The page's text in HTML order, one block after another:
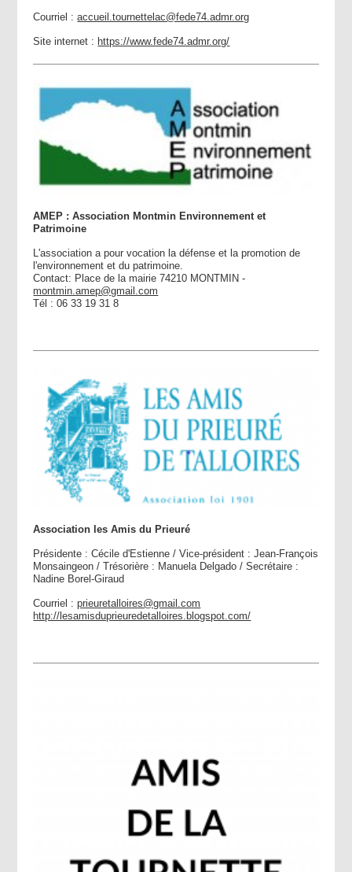
Courriel :accueil.tournettelac@fede74.admr.org
Site internet : https://www.fede74.admr.org/
AMEP : Association Montmin Environnement et
Patrimoine
L'association a pour vocation la défense et la promotion de
l'environnement et du patrimoine.
Contact: Place de la mairie 74210 MONTMIN -
montmin.amep@gmail.com
Tél : 06 33 19 31 8
Association les Amis du Prieuré
Présidente : Cécile d'Estienne / Vice-président : Jean-François
Monsaingeon / Trésorière : Manuela Delgado / Secrétaire :
Nadine Borel-Giraud
Courriel :prieuretalloires@gmail.com
http://lesamisduprieuredetalloires.blogspot.com/